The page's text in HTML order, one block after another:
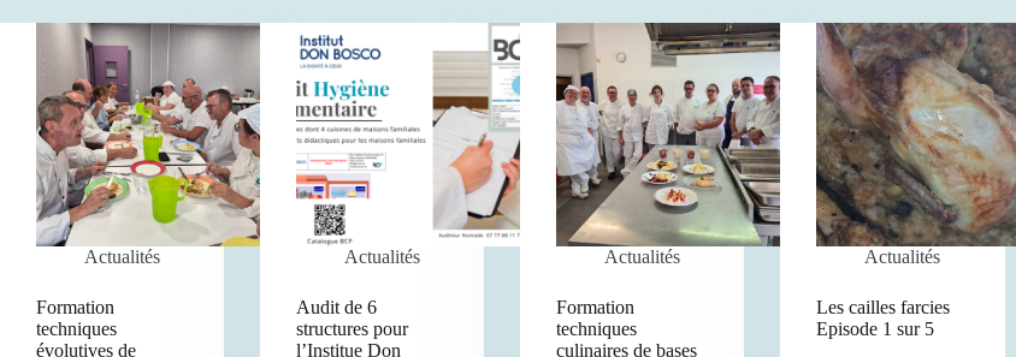
Actualités
Formation
techniques
évolutives de
Actualités
Audit de 6
structures pour
l’Institue Don
Actualités
Formation
techniques
culinaires de bases
Actualités
Les cailles farcies
Episode 1 sur 5